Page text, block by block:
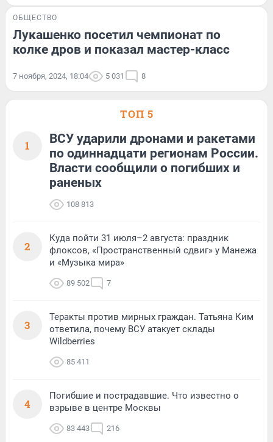
ОБЩЕСТВО
Лукашенко посетил чемпионат по
колке дров и показал мастер-класс
7 ноября, 2024, 18:04 5 031 8
ТОП 5
1
ВСУ ударили дронами и ракетами
по одиннадцати регионам России.
Власти сообщили о погибших и
раненых
108 813
2
Куда пойти 31 июля–2 августа: праздник
флоксов, «Пространственный сдвиг» у Манежа
и «Музыка мира»
89 502 7
3
Теракты против мирных граждан. Татьяна Ким
ответила, почему ВСУ атакует склады
Wildberries
85 411
4
Погибшие и пострадавшие. Что известно о
взрыве в центре Москвы
83 443 216